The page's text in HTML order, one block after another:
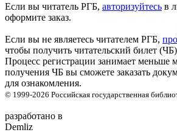
Если вы читатель РГБ, авторизуйтесь в
оформите заказ.
Если вы не являетесь читателем РГБ,
чтобы получить читательский билет
Процесс регистрации занимает меньше
получения ЧБ вы сможете заказать
для ознакомления.
© 1999-2026 Российская государственная
разработано в
Demliz